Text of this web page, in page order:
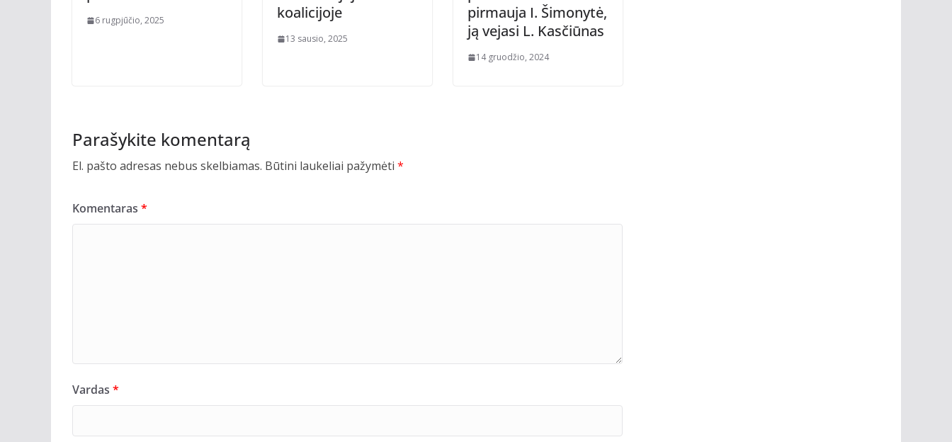
6 rugpjūčio, 2025
koalicijoje
13 sausio, 2025
pirmauja I. Šimonytė,
ją vejasi L. Kasčiūnas
14 gruodžio, 2024
Parašykite komentarą
El. pašto adresas nebus skelbiamas. Būtini laukeliai pažymėti *
Komentaras *
Vardas *